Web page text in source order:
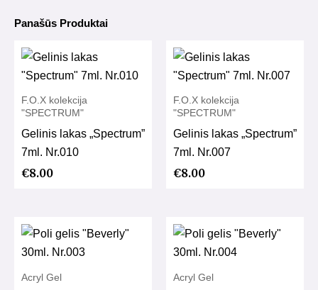
Panašūs Produktai
F.O.X kolekcija
"SPECTRUM"
Gelinis lakas „Spectrum”
7ml. Nr.010
€8.00
F.O.X kolekcija
"SPECTRUM"
Gelinis lakas „Spectrum”
7ml. Nr.007
€8.00
Acryl Gel Acryl Gel